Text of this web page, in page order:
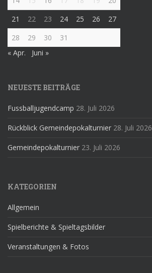
21
22 23 24 25 26
27
28
29 30
31
« Apr.
Juni »
NEUESTE BEITRÄGE
Fussballjugendcamp 28. Juli 2026
Rückblick Gemeindepokalturnier 28. Juli 2026
Gemeindepokalturnier 23. Juli 2026
KATEGORIEN
Allgemein
Spielberichte & Spieltagsbilder
Veranstaltungen & Fotos